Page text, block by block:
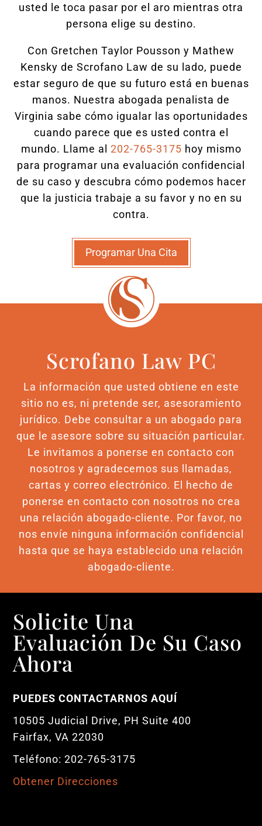
usted le toca pasar por el aro mientras otra
persona elige su destino.
Con Gretchen Taylor Pousson y Mathew
Kensky de Scrofano Law de su lado, puede
estar seguro de que su futuro está en buenas
manos. Nuestra abogada penalista de
Virginia sabe cómo igualar las oportunidades
cuando parece que es usted contra el
mundo. Llame al 202-765-3175 hoy mismo
para programar una evaluación confidencial
de su caso y descubra cómo podemos hacer
que la justicia trabaje a su favor y no en su
contra.
Programar Una Cita
Scrofano Law PC
La información que usted obtiene en este
sitio no es, ni pretende ser, asesoramiento
jurídico. Debe consultar a un abogado para
que le asesore sobre su situación particular.
Le invitamos a ponerse en contacto con
nosotros y agradecemos sus llamadas,
cartas y correo electrónico. El hecho de
ponerse en contacto con nosotros no crea
una relación abogado-cliente. Por favor, no
nos envíe ninguna información confidencial
hasta que se haya establecido una relación
abogado-cliente.
Solicite Una
Evaluación De Su Caso
Ahora
PUEDES CONTACTARNOS AQUÍ
10505 Judicial Drive, PH Suite 400
Fairfax, VA 22030
Teléfono: 202-765-3175
Obtener Direcciones